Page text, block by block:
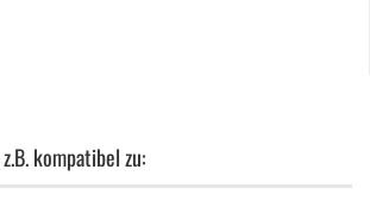
kompatibel zu: